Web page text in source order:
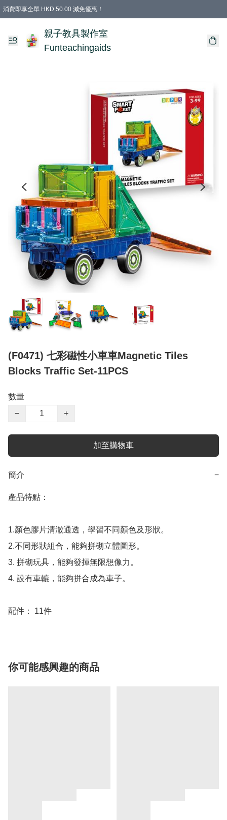
消費即享全單 HKD 50.00 減免優惠！
購物滿 HKD 699.00即享免運費優惠！（適用於 特定的送貨方式 )
凡購物滿HKD 699.00，即享免費禮品
親子教具製作室
Funteachingaids
(F0471) 七彩磁性小車車Magnetic Tiles
Blocks Traffic Set-11PCS
數量
−
+
加至購物車
簡介 −
產品特點：
1.顏色膠片清澈通透，學習不同顏色及形狀。
2.不同形狀組合，能夠拼砌立體圖形。
3. 拼砌玩具，能夠發揮無限想像力。
4. 設有車轆，能夠拼合成為車子。
配件： 11件
你可能感興趣的商品